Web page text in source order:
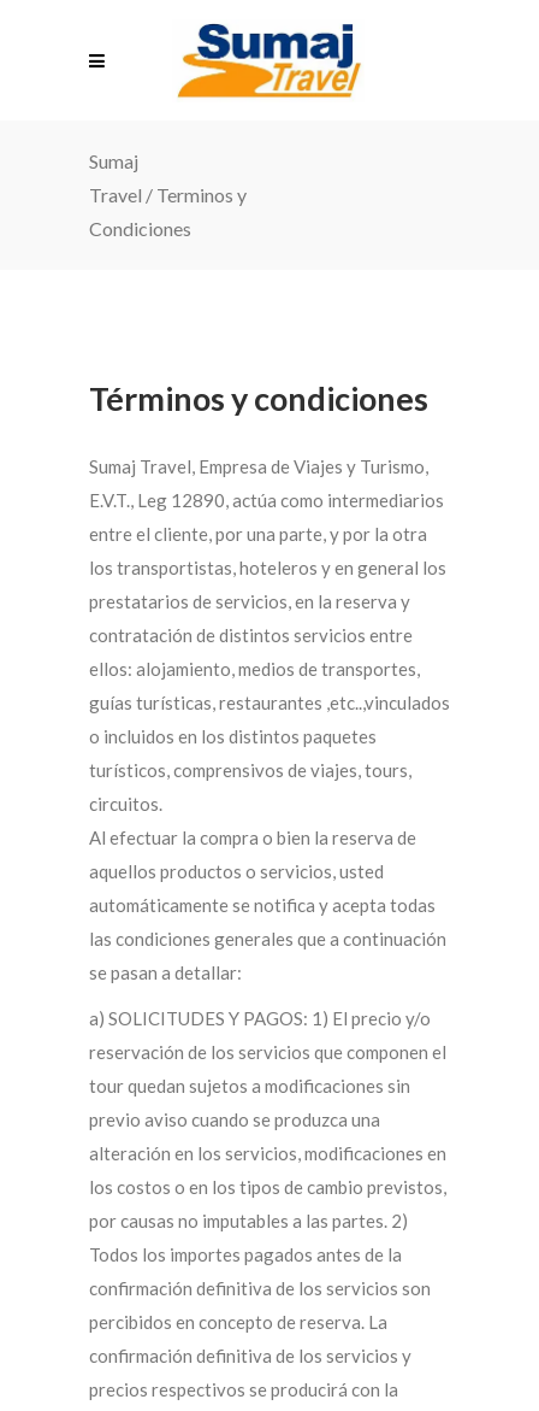
Sumaj
Travel / Terminos y
Condiciones
Términos y condiciones
Sumaj Travel, Empresa de Viajes y Turismo,
E.V.T., Leg 12890, actúa como intermediarios
entre el cliente, por una parte, y por la otra
los transportistas, hoteleros y en general los
prestatarios de servicios, en la reserva y
contratación de distintos servicios entre
ellos: alojamiento, medios de transportes,
guías turísticas, restaurantes ,etc..,vinculados
o incluidos en los distintos paquetes
turísticos, comprensivos de viajes, tours,
circuitos.
Al efectuar la compra o bien la reserva de
aquellos productos o servicios, usted
automáticamente se notifica y acepta todas
las condiciones generales que a continuación
se pasan a detallar:
a) SOLICITUDES Y PAGOS: 1) El precio y/o
reservación de los servicios que componen el
tour quedan sujetos a modificaciones sin
previo aviso cuando se produzca una
alteración en los servicios, modificaciones en
los costos o en los tipos de cambio previstos,
por causas no imputables a las partes. 2)
Todos los importes pagados antes de la
confirmación definitiva de los servicios son
percibidos en concepto de reserva. La
confirmación definitiva de los servicios y
precios respectivos se producirá con la